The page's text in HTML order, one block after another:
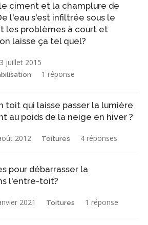
ciment et la champlure de
l'eau s'est infiltrée sous le
les problèmes à court et
laisse ça tel quel?
juillet 2015
1 réponse
toit qui laisse passer la lumière
au poids de la neige en hiver ?
2012 Toitures 4 réponses
pour débarrasser la
l'entre-toit?
2021 Toitures 1 réponse